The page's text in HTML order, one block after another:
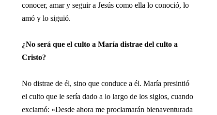
conocer, amar y seguir a Jesús como ella lo conoció, lo
amó y lo siguió.
¿No será que el culto a María distrae del culto a
Cristo?
No distrae de él, sino que conduce a él. María presintió
el culto que le sería dado a lo largo de los siglos, cuando
exclamó: «Desde ahora me proclamarán bienaventurada